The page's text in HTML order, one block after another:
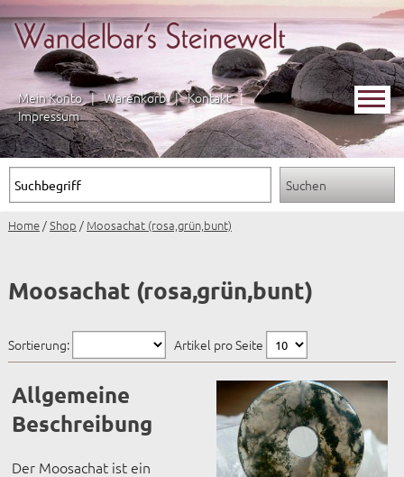
Mein Konto | Warenkorb | Kontakt |
Impressum
Home/Shop / Moosachat (rosa,grün,bunt)
Moosachat (rosa,grün,bunt)
Sortierung: Artikel pro Seite
Allgemeine
Beschreibung
Der Moosachat ist ein